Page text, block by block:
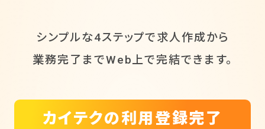
シンプルな4ステップで求人作成から
業務完了までWeb上で完結できます。
カイテクの利用登録完了